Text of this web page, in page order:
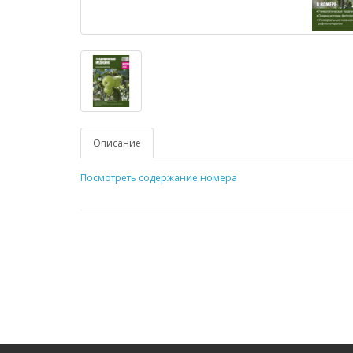
Описание
Посмотреть содержание номера